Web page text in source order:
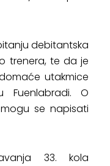
debitantska
trenera, te da je
utakmice
Fuenlabradi. O
se napisati
33. kola